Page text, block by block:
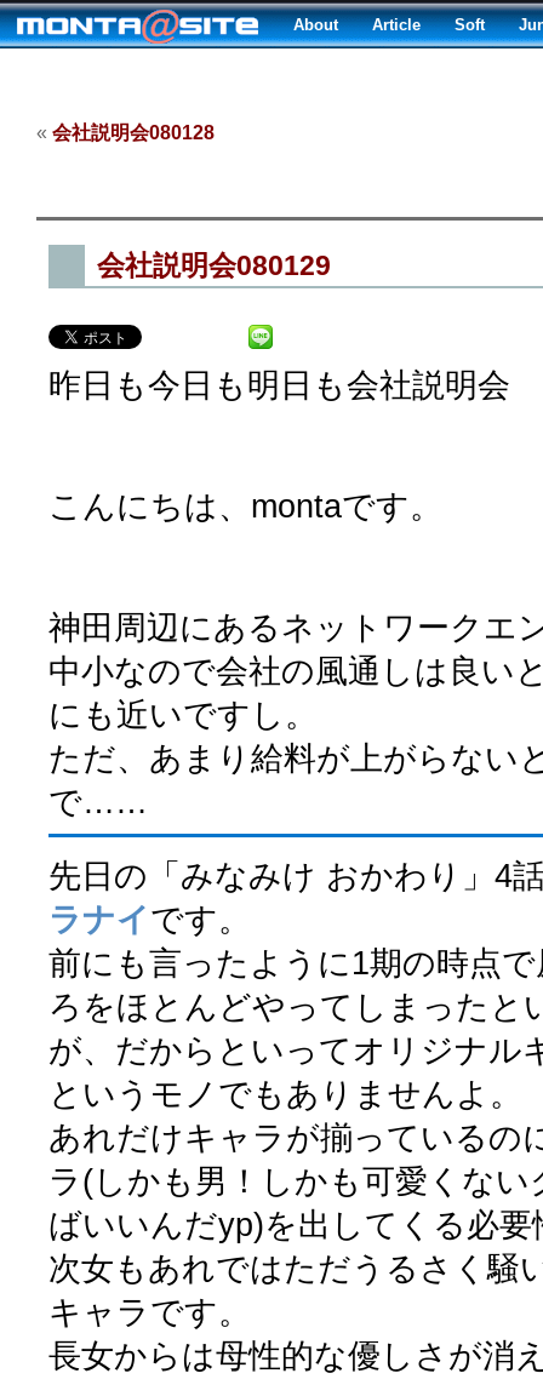
About Article Soft
« 会社説明会080128
会社説明会080129
昨日も今日も明日も会社説明会
こんにちは、montaです。
神田周辺にあるネットワークエ
中小なので会社の風通しは良い
にも近いですし。
ただ、あまり給料が上がらない
で……
先日の「みなみけ おかわり」4
ラナイです。
前にも言ったように1期の時点
ろをほとんどやってしまったと
が、だからといってオリジナル
というモノでもありませんよ。
あれだけキャラが揃っているの
ラ(しかも男！しかも可愛くな
ばいいんだyp)を出してくる必
次女もあれではただうるさく騒
キャラです。
長女からは母性的な優しさが消